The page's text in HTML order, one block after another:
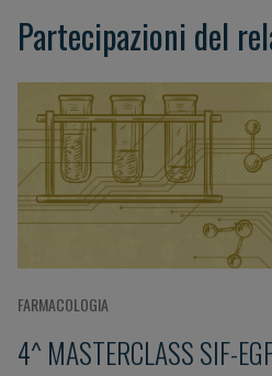
Partecipazioni del
FARMACOLOGIA
4^ MASTERCLASS SIF-